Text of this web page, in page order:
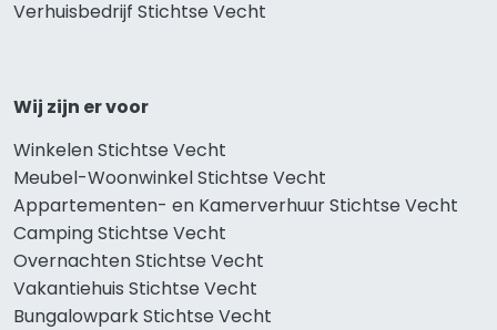
Verhuisbedrijf Stichtse Vecht
Wij zijn er voor
Winkelen Stichtse Vecht
Meubel-Woonwinkel Stichtse Vecht
Appartementen- en Kamerverhuur Stichtse Vecht
Camping Stichtse Vecht
Overnachten Stichtse Vecht
Vakantiehuis Stichtse Vecht
Bungalowpark Stichtse Vecht